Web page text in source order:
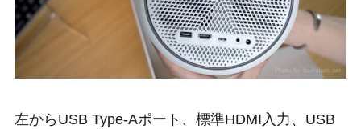
左からUSB Type-Aポート、標準HDMI入力、USB